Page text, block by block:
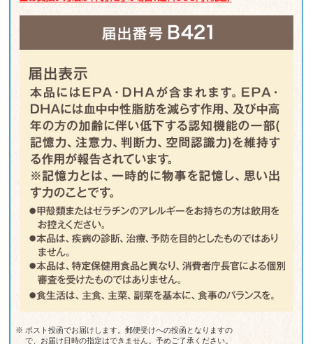
※ ポスト投函でお届けします。郵便受けへの投函となりますの
で、お届け日時の指定はできません。予めご了承ください。